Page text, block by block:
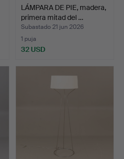
LÁMPARA DE PIE, madera,
primera mitad del …
Subastado 21 jun 2026
1 puja
32 USD